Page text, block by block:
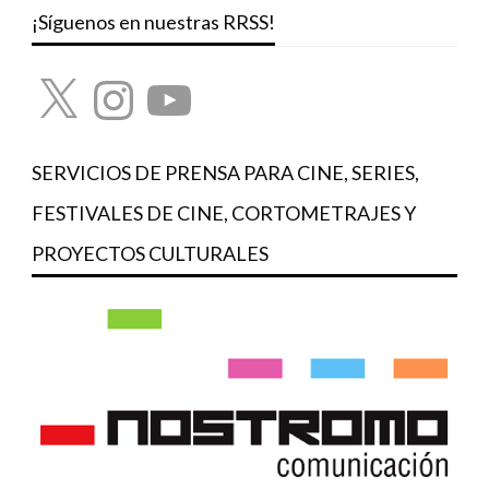
¡Síguenos en nuestras RRSS!
X InstagramYouTube
SERVICIOS DE PRENSA PARA CINE, SERIES,
FESTIVALES DE CINE, CORTOMETRAJES Y
PROYECTOS CULTURALES